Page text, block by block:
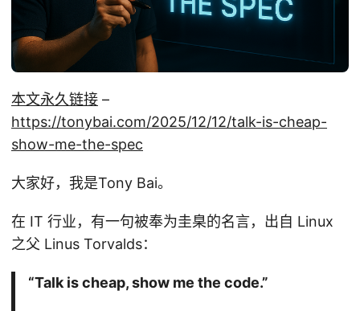
本文永久链接 –
https://tonybai.com/2025/12/12/talk-is-cheap-
show-me-the-spec
大家好，我是Tony Bai。
在 IT 行业，有一句被奉为圭臬的名言，出自 Linux
之父 Linus Torvalds：
“Talk is cheap, show me the code.”